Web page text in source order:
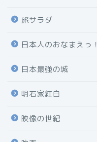
旅サラダ
日本人のおなまえっ！
日本最強の城
明石家紅白
映像の世紀